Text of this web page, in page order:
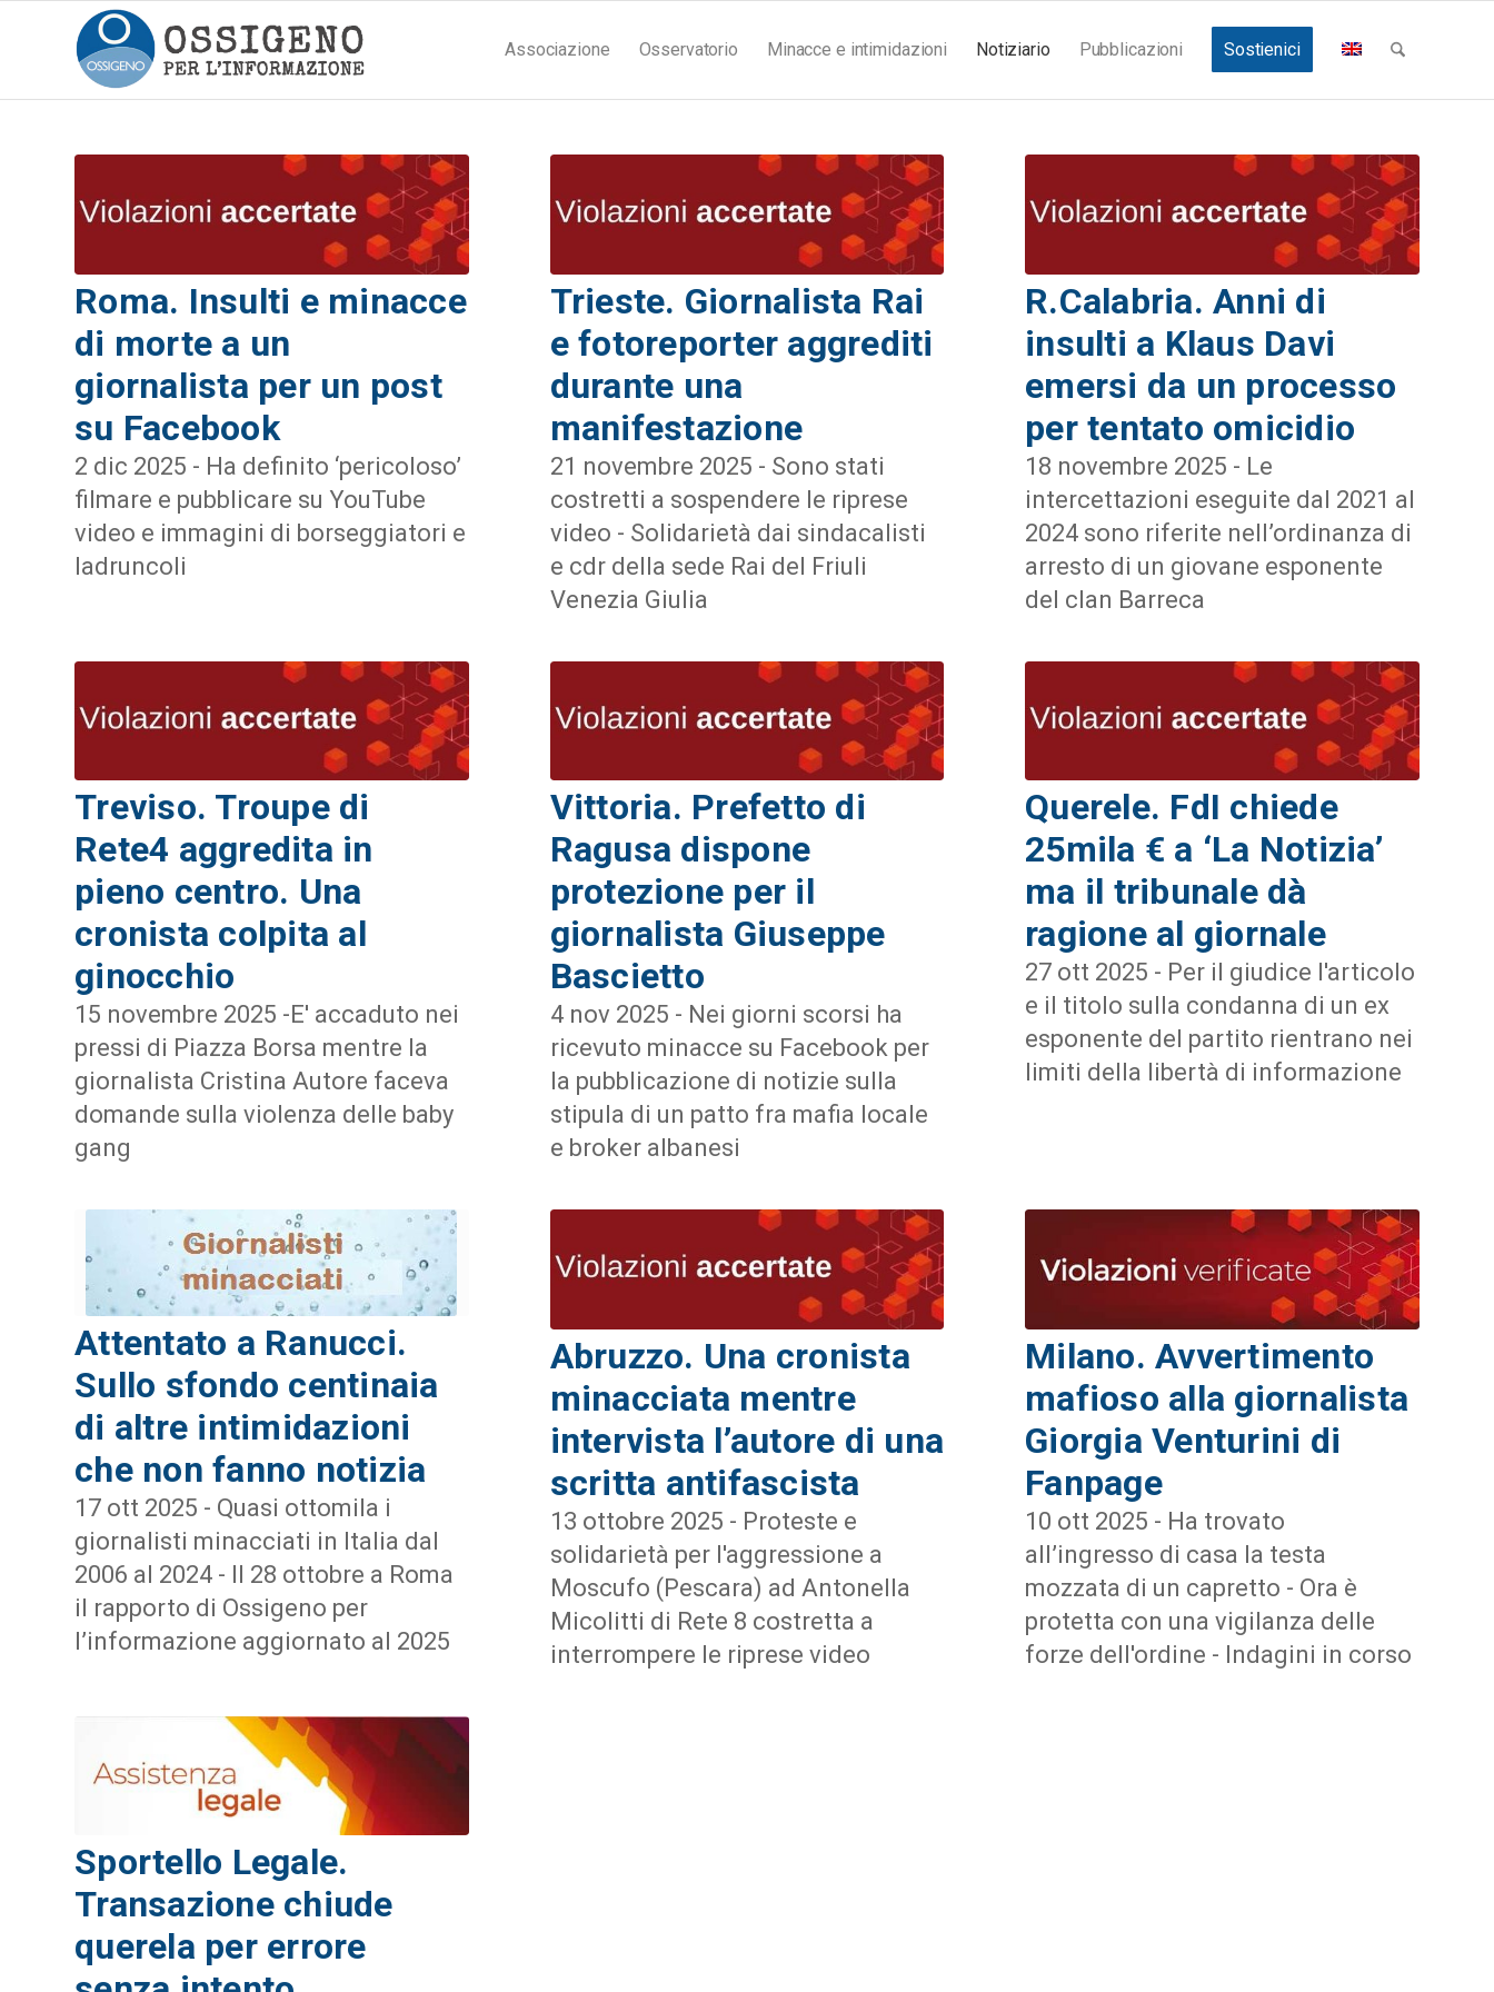
Associazione Osservatorio Minacce e intimidazioni Notiziario Pubblicazioni Sostienici
Roma. Insulti e minacce
di morte a un
giornalista per un post
su Facebook
2 dic 2025 - Ha definito ‘pericoloso’
filmare e pubblicare su YouTube
video e immagini di borseggiatori e
ladruncoli
Trieste. Giornalista Rai
e fotoreporter aggrediti
durante una
manifestazione
21 novembre 2025 - Sono stati
costretti a sospendere le riprese
video - Solidarietà dai sindacalisti
e cdr della sede Rai del Friuli
Venezia Giulia
R.Calabria. Anni di
insulti a Klaus Davi
emersi da un processo
per tentato omicidio
18 novembre 2025 - Le
intercettazioni eseguite dal 2021 al
2024 sono riferite nell’ordinanza di
arresto di un giovane esponente
del clan Barreca
Treviso. Troupe di
Rete4 aggredita in
pieno centro. Una
cronista colpita al
ginocchio
15 novembre 2025 -E' accaduto nei
pressi di Piazza Borsa mentre la
giornalista Cristina Autore faceva
domande sulla violenza delle baby
gang
Vittoria. Prefetto di
Ragusa dispone
protezione per il
giornalista Giuseppe
Bascietto
4 nov 2025 - Nei giorni scorsi ha
ricevuto minacce su Facebook per
la pubblicazione di notizie sulla
stipula di un patto fra mafia locale
e broker albanesi
Querele. FdI chiede
25mila € a ‘La Notizia’
ma il tribunale dà
ragione al giornale
27 ott 2025 - Per il giudice l'articolo
e il titolo sulla condanna di un ex
esponente del partito rientrano nei
limiti della libertà di informazione
Attentato a Ranucci.
Sullo sfondo centinaia
di altre intimidazioni
che non fanno notizia
17 ott 2025 - Quasi ottomila i
giornalisti minacciati in Italia dal
2006 al 2024 - Il 28 ottobre a Roma
il rapporto di Ossigeno per
l’informazione aggiornato al 2025
Abruzzo. Una cronista
minacciata mentre
intervista l’autore di una
scritta antifascista
13 ottobre 2025 - Proteste e
solidarietà per l'aggressione a
Moscufo (Pescara) ad Antonella
Micolitti di Rete 8 costretta a
interrompere le riprese video
Milano. Avvertimento
mafioso alla giornalista
Giorgia Venturini di
Fanpage
10 ott 2025 - Ha trovato
all’ingresso di casa la testa
mozzata di un capretto - Ora è
protetta con una vigilanza delle
forze dell'ordine - Indagini in corso
Sportello Legale.
Transazione chiude
querela per errore